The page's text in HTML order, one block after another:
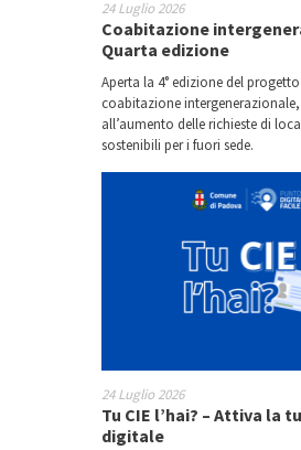
24 Luglio 2026
Coabitazione
Quarta edizione
Aperta la 4° edizione del
coabitazione
all’aumento delle richieste di
sostenibili per i fuori sede.
24 Luglio 2026
Tu CIE l’hai? – Attiva la
digitale